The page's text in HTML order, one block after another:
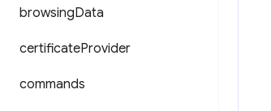
browsingData
certificateProvider
commands